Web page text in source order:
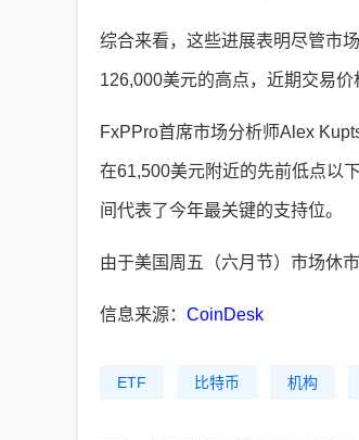
综合来看，这些进展表明尽管市
126,000美元的高点，近期交易
FxPPro首席市场分析师Alex
在61,500美元附近的先前低点以
间代表了今年最关键的支持位。
由于美国周五（六月节）市场休
信息来源： CoinDesk
ETF 比特币 机构